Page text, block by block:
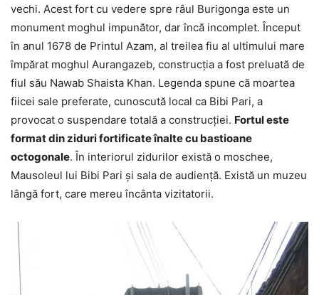
vechi. Acest fort cu vedere spre râul Burigonga este un
monument moghul impunător, dar încă incomplet. Început
în anul 1678 de Printul Azam, al treilea fiu al ultimului mare
împărat moghul Aurangazeb, construcția a fost preluată de
fiul său Nawab Shaista Khan. Legenda spune că moartea
fiicei sale preferate, cunoscută local ca Bibi Pari, a
provocat o suspendare totală a construcției. Fortul este
format din ziduri fortificate înalte cu bastioane
octogonale. În interiorul zidurilor există o moschee,
Mausoleul lui Bibi Pari și sala de audiență. Există un muzeu
lângă fort, care mereu încânta vizitatorii.